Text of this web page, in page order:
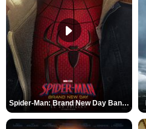
Spider-Man: Brand New Day Bande-annonce VO STFR